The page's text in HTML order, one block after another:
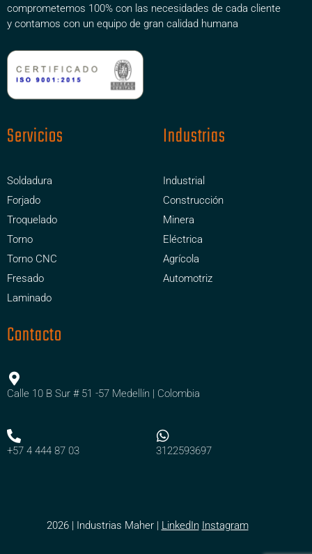
comprometemos 100% con las necesidades de cada cliente
y contamos con un equipo de gran calidad humana
Servicios
Soldadura
Forjado
Troquelado
Torno
Torno CNC
Fresado
Laminado
Industrias
Industrial
Construcción
Minera
Eléctrica
Agrícola
Automotriz
Contacto
Calle 10 B Sur # 51 -57 Medellín | Colombia
+57 4 444 87 03 3122593697
2026 | Industrias Maher | LinkedIn Instagram